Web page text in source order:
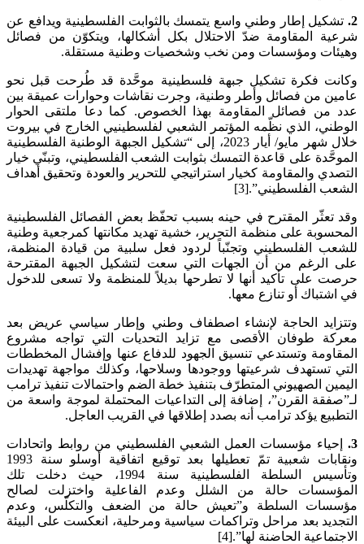
2. تشكيل إطار وطني واسع يتمسك بالثوابت الفلسطينية ويدافع عن
شرعية المقاومة ضدّ الاحتلال بكل أشكالها، ويتكوّن من فصائل
وهيئات ومؤسسات ومن نخب وشخصيات وطنية مستقلة.
وكانت فكرة تشكيل جبهة فلسطينية موحَّدة قد طُرحت قبل نحو
عامين من فصائل وأطر وطنية، وجرت نقاشات وحوارات عميقة بين
عدد من فصائل المقاومة بهذا الخصوص. كما دعا ملتقى الحوار
الوطني، الذي نظّمه المؤتمر الشعبي لفلسطينيي الخارج في بيروت
خلال شهر مايو/ أيار 2023، إلى “تشكيل الجبهة الوطنية الفلسطينية
الموحَّدة على قاعدة التمسك بثوابت الشعب الفلسطيني، وتبنّي خيار
التصدي والمقاومة كخيار استراتيجي للتحرير والعودة وتحقيق أهداف
الشعب الفلسطيني”.[3]
وقد تعثّر المقترح في حينه بسبب تحفّظ بعض الفصائل الفلسطينية
المحسوبة على منظمة التحرير، خشية تهديد مكانتها كمرجعية وطنية
للشعب الفلسطيني وتجنّباً لردود فعل سلبية من قيادة المنظمة،
على الرغم من أن الجهات التي سعت لتشكيل الجبهة المقترحة
حرصت على تأكيد أنها لا تطرحها بديلاً للمنظمة ولا تسعى للدخول
في اشتباك أو تنازع معها.
وتتزايد الحاجة لإنشاء اصطفاف وطني وإطار سياسي عريض بعد
معركة طوفان الأقصى مع تزايد التحديات التي تواجه مشروع
المقاومة وتستدعي تنسيق الجهود للدفاع عنها وإفشال المخططات
التي تستهدف شرعيتها ووجودها وسلاحها، وكذلك مواجهة تهديدات
اليمين الصهيوني المتطرّف بتنفيذ خطة الضم واحتمالات تنفيذ ترامب
لـ”صفقة القرن”، إضافة إلى التداعيات المحتملة لموجة واسعة من
التطبيع يؤكد ترامب أنه بصدد إطلاقها في القريب العاجل.
3.
إحياء مؤسسات العمل الشعبي الفلسطيني من روابط واتحادات
ونقابات شعبية تمّ تعطيلها بعد توقيع اتفاقية أوسلو سنة 1993
وتأسيس السلطة الفلسطينية سنة 1994، حيث دخلت تلك
المؤسسات حالة من الشلل وعدم الفاعلية واختزلت لصالح
مؤسسات السلطة و”تعيش حالة من الضعف والتكلّس، وعدم
التجديد بعد مراحل وتراكمات سياسية ومرحلية، انعكست على البيئة
الاجتماعية الحاضنة لها”.[4]